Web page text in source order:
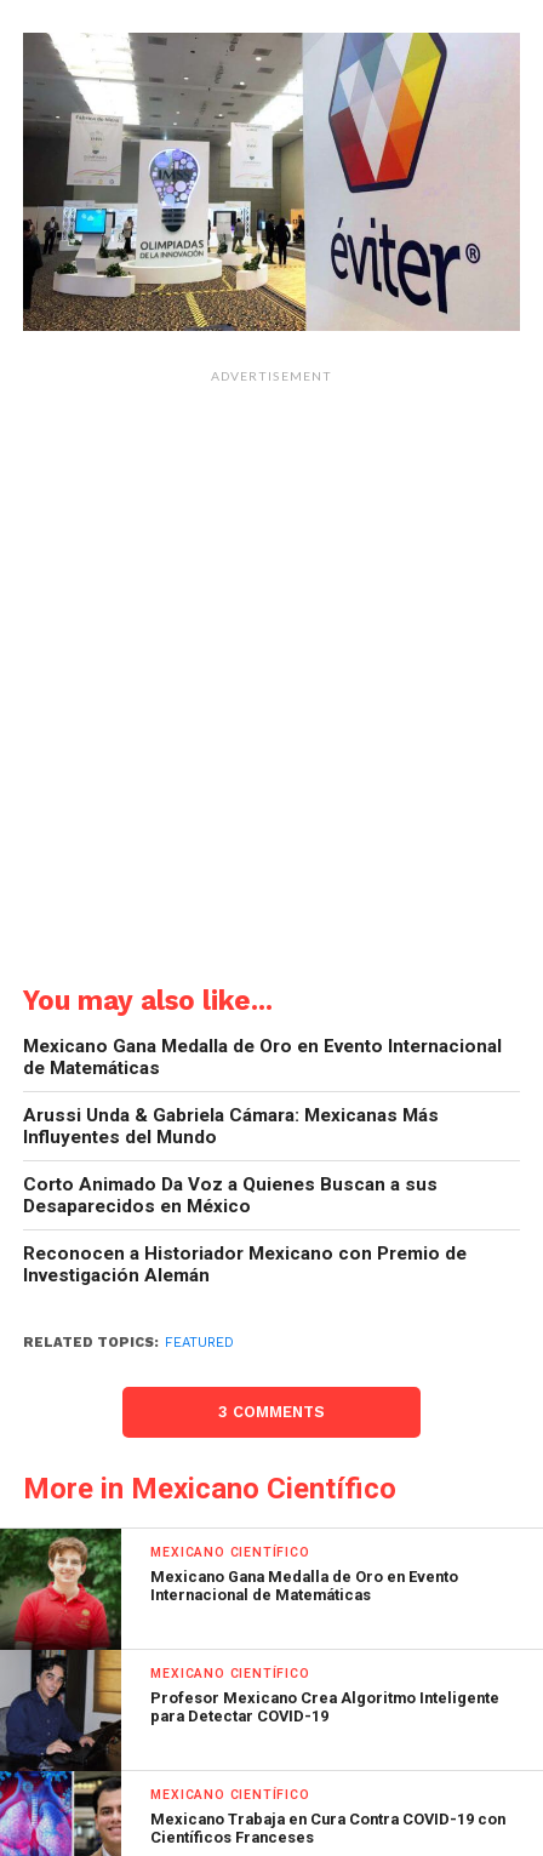
ADVERTISEMENT
You may also like...
Mexicano Gana Medalla de Oro en Evento Internacional
de Matemáticas
Arussi Unda & Gabriela Cámara: Mexicanas Más
Influyentes del Mundo
Corto Animado Da Voz a Quienes Buscan a sus
Desaparecidos en México
Reconocen a Historiador Mexicano con Premio de
Investigación Alemán
RELATED TOPICS: FEATURED
3 COMMENTS
More in Mexicano Científico
MEXICANO CIENTÍFICO
Mexicano Gana Medalla de Oro en Evento
Internacional de Matemáticas
MEXICANO CIENTÍFICO
Profesor Mexicano Crea Algoritmo Inteligente
para Detectar COVID-19
MEXICANO CIENTÍFICO
Mexicano Trabaja en Cura Contra COVID-19 con
Científicos Franceses